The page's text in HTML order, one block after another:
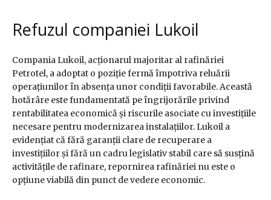
Refuzul companiei Lukoil
Compania Lukoil, acționarul majoritar al rafinăriei
Petrotel, a adoptat o poziție fermă împotriva reluării
operațiunilor în absența unor condiții favorabile. Această
hotărâre este fundamentată pe îngrijorările privind
rentabilitatea economică și riscurile asociate cu investițiile
necesare pentru modernizarea instalațiilor. Lukoil a
evidențiat că fără garanții clare de recuperare a
investițiilor și fără un cadru legislativ stabil care să susțină
activitățile de rafinare, repornirea rafinăriei nu este o
opțiune viabilă din punct de vedere economic.